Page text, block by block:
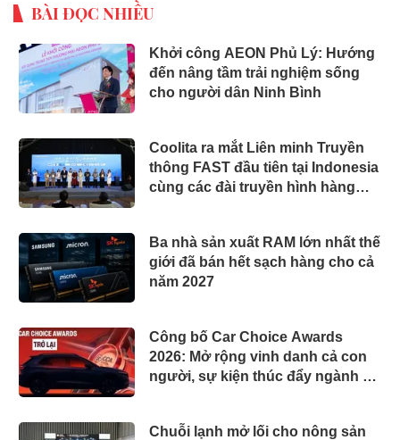
BÀI ĐỌC NHIỀU
Khởi công AEON Phủ Lý: Hướng
đến nâng tầm trải nghiệm sống
cho người dân Ninh Bình
Coolita ra mắt Liên minh Truyền
thông FAST đầu tiên tại Indonesia
cùng các đài truyền hình hàng
Ba nhà sản xuất RAM lớn nhất thế
giới đã bán hết sạch hàng cho cả
năm 2027
Công bố Car Choice Awards
2026: Mở rộng vinh danh cả con
người, sự kiện thúc đẩy ngành xe
Chuỗi lạnh mở lối cho nông sản